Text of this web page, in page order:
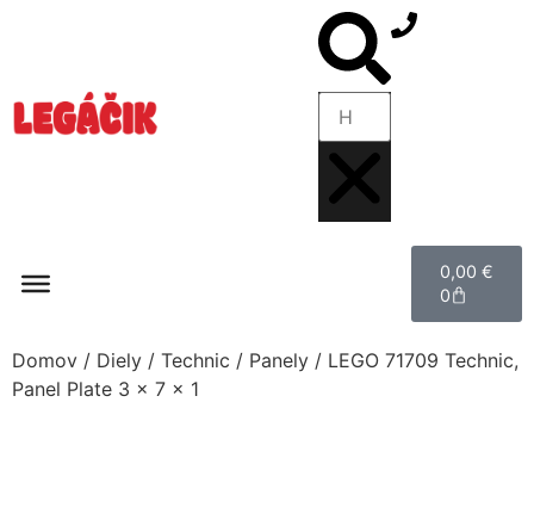
0,00 €
0
Domov / Diely / Technic / Panely / LEGO 71709 Technic,
Panel Plate 3 x 7 x 1